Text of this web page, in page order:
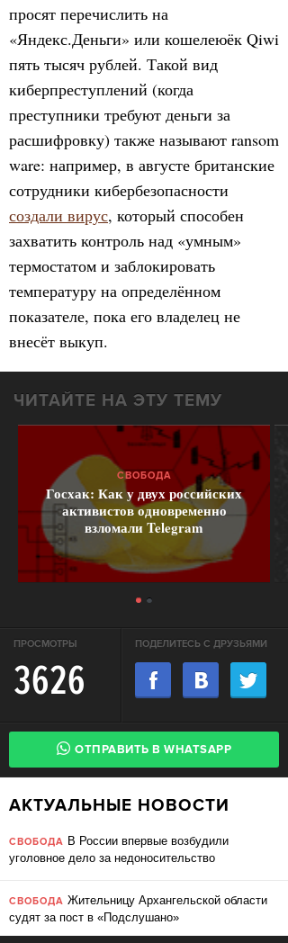
просят перечислить на
«Яндекс.Деньги» или кошелеюёк Qiwi
пять тысяч рублей. Такой вид
киберпреступлений (когда
преступники требуют деньги за
расшифровку) также называют ransom
ware: например, в августе британские
сотрудники кибербезопасности
создали вирус, который способен
захватить контроль над «умным»
термостатом и заблокировать
температуру на определённом
показателе, пока его владелец не
внесёт выкуп.
ЧИТАЙТЕ НА ЭТУ ТЕМУ
СВОБОДА
Госхак: Как у двух российских
активистов одновременно
взломали Telegram
ПРОСМОТРЫ
3626
ПОДЕЛИТЕСЬ С ДРУЗЬЯМИ
ОТПРАВИТЬ В WHATSAPP
АКТУАЛЬНЫЕ НОВОСТИ
СВОБОДА В России впервые возбудили
уголовное дело за недоносительство
СВОБОДА Жительницу Архангельской области
судят за пост в «Подслушано»